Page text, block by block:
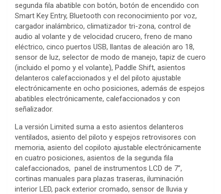
segunda fila abatible con botón, botón de encendido con
Smart Key Entry, Bluetooth con reconocimiento por voz,
cargador inalámbrico, climatizador tri-zona, control de
audio al volante y de velocidad crucero, freno de mano
eléctrico, cinco puertos USB, llantas de aleación aro 18,
sensor de luz, selector de modo de manejo, tapiz de cuero
(incluido el pomo y el volante), Paddle Shift, asientos
delanteros calefaccionados y el del piloto ajustable
electrónicamente en ocho posiciones, además de espejos
abatibles electrónicamente, calefaccionados y con
señalizador.
La versión Limited suma a esto asientos delanteros
ventilados, asiento del piloto y espejos retrovisores con
memoria, asiento del copiloto ajustable electrónicamente
en cuatro posiciones, asientos de la segunda fila
calefaccionados, panel de instrumentos LCD de 7”,
cortinas manuales para plazas traseras, iluminación
interior LED, pack exterior cromado, sensor de lluvia y